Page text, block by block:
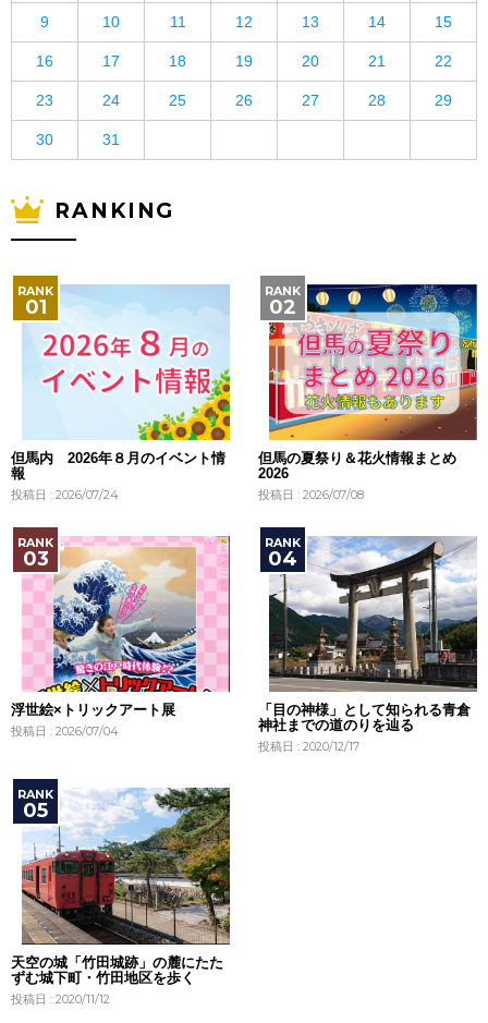
9 10 11 12 13 14 15
16 17 18 19 20 21 22
23 24 25 26 27 28 29
30 31
RANKING
但馬内 2026年８月のイベント情
報
投稿日 : 2026/07/24
但馬の夏祭り＆花火情報まとめ
2026
投稿日 : 2026/07/08
浮世絵×トリックアート展
投稿日 : 2026/07/04
「目の神様」として知られる青倉
神社までの道のりを辿る
投稿日 : 2020/12/17
天空の城「竹田城跡」の麓にたた
ずむ城下町・竹田地区を歩く
投稿日 : 2020/11/12